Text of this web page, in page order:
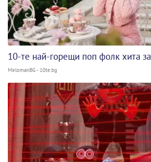
10-те най-горещи поп фолк хита
MelomanBG - 10te.bg